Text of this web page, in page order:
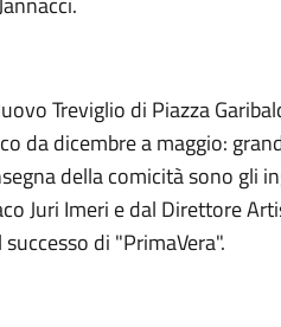
Treviglio di Piazza
da dicembre a maggio:
della comicità sono gli
Juri Imeri e dal Direttore
di "PrimaVera".